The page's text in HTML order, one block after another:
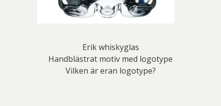
Erik whiskyglas
Handblästrat motiv med logotype
Vilken är eran logotype?